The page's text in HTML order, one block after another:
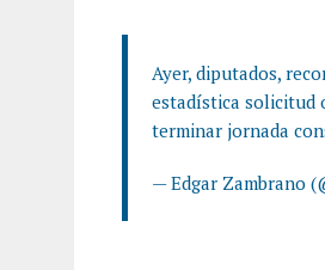
Ayer, diputados,
estadística solicitud
terminar jornada
— Edgar Zambrano